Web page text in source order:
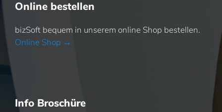
Online bestellen
bizSoft bequem in unserem online Shop bestellen.
Online Shop →
Info Broschüre